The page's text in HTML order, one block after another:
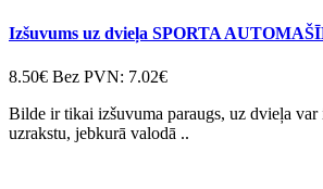
Izšuvums uz dvieļa SPORTA
8.50€ Bez PVN: 7.02€
Bilde ir tikai izšuvuma paraugs, uz dvieļa
uzrakstu, jebkurā valodā ..